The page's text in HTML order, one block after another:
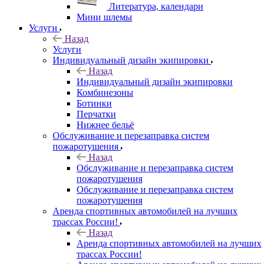
Литература, календари
Мини шлемы
Услуги
Назад
Услуги
Индивидуальный дизайн экипировки
Назад
Индивидуальный дизайн экипировки
Комбинезоны
Ботинки
Перчатки
Нижнее бельё
Обслуживание и перезаправка систем
пожаротушения
Назад
Обслуживание и перезаправка систем
пожаротушения
Обслуживание и перезаправка систем
пожаротушения
Аренда спортивных автомобилей на лучших
трассах России!
Назад
Аренда спортивных автомобилей на лучших
трассах России!